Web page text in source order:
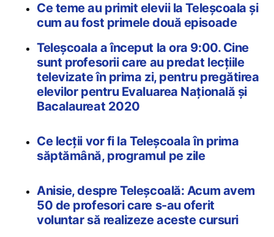
Ce teme au primit elevii la Teleșcoala și
cum au fost primele două episoade
Teleșcoala a început la ora 9:00. Cine
sunt profesorii care au predat lecțiile
televizate în prima zi, pentru pregătirea
elevilor pentru Evaluarea Națională și
Bacalaureat 2020
Ce lecții vor fi la Teleșcoala în prima
săptămână, programul pe zile
Anisie, despre Teleșcoală: Acum avem
50 de profesori care s-au oferit
voluntar să realizeze aceste cursuri